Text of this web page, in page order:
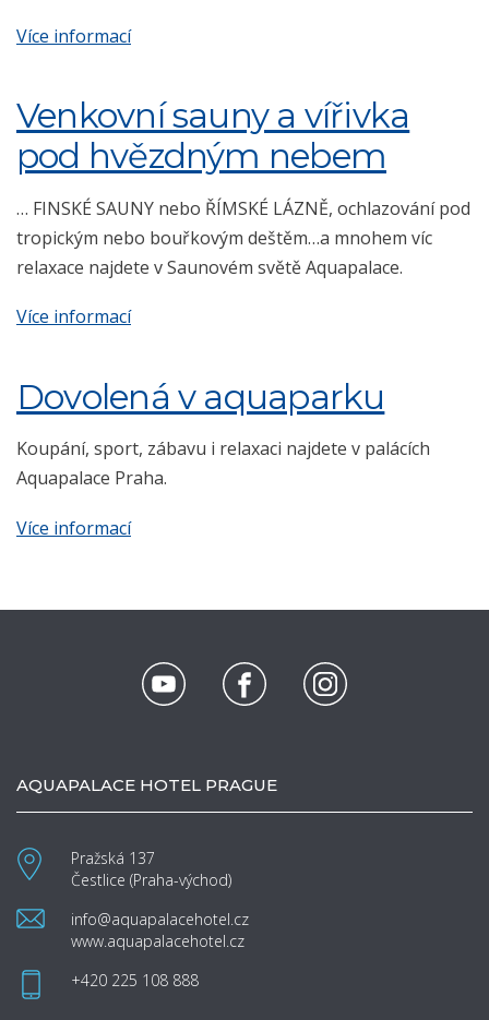
Více informací
Venkovní sauny a vířivka
pod hvězdným nebem
… FINSKÉ SAUNY nebo ŘÍMSKÉ LÁZNĚ, ochlazování pod
tropickým nebo bouřkovým deštěm…a mnohem víc
relaxace najdete v Saunovém světě Aquapalace.
Více informací
Dovolená v aquaparku
Koupání, sport, zábavu i relaxaci najdete v palácích
Aquapalace Praha.
Více informací
AQUAPALACE HOTEL PRAGUE
Pražská 137
Čestlice (Praha-východ)
info@aquapalacehotel.cz
www.aquapalacehotel.cz
+420 225 108 888